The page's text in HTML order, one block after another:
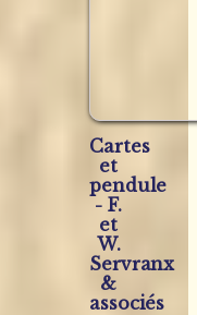
Cartes
et
pendule
- F.
et
W.
Servranx
&
associés